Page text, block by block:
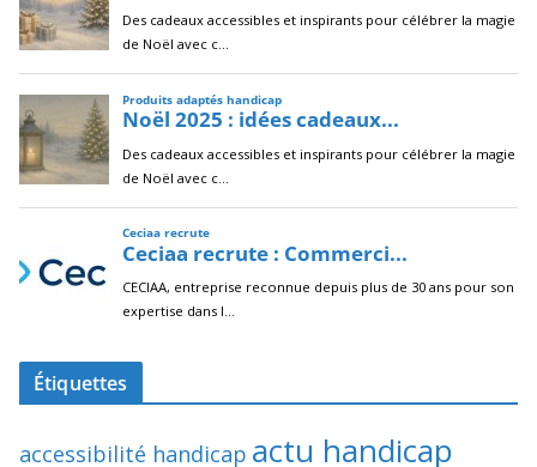
Étiquettes
accessibilité handicap actu handicap